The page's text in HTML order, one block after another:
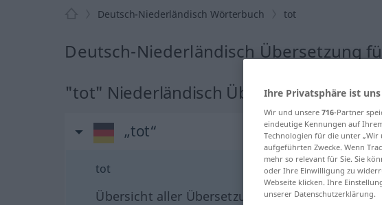
Deutsch-Niederländisch Wörterbuch tot
Deutsch-Niederländisch Übersetzung
"tot" Niederländisch Übersetzung
„tot“
tot
Übersicht aller Übersetzungen
Ihre Privatsphäre ist
Wir und unsere 716-Partner
eindeutige Kennungen auf
Technologien für die unter „Wir
aufgeführten Zwecke. Wenn
mehr so relevant für Sie. Sie
oder Ihre Einwilligung zu
Webseite klicken. Ihre
unserer Datenschutzerklärung.